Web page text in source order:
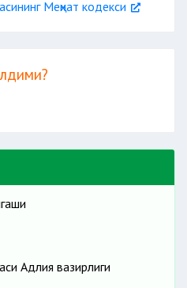
мастлик
Меҳнат кодекси
Адлия вазирлиги